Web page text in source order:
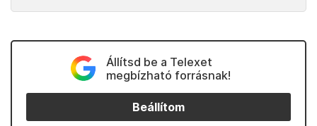
Állítsd be a Telexet
megbízható forrásnak!
Beállítom